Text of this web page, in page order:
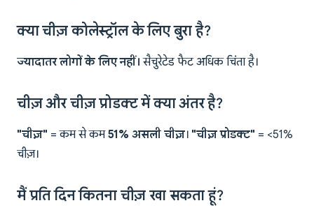
क्या चीज़ कोलेस्ट्रॉल के लिए बुरा है?
ज्यादातर लोगों के लिए नहीं। सैचुरेटेड फैट अधिक चिंता है।
चीज़ और चीज़ प्रोडक्ट में क्या अंतर है?
"चीज़" = कम से कम51% असली चीज़। "चीज़ प्रोडक्ट" = <51%
चीज़।
मैं प्रति दिन कितना चीज़ खा सकता हूं?